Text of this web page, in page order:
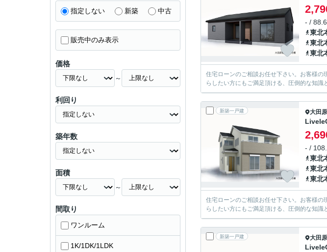
- /
東北
東北
東北
住宅ローンのご相談お任せ下さい。お客様
らしたい方にもご満足頂ける、圧倒的な知識
新築一戸建 大田
- /
東北
東北
東北
住宅ローンのご相談お任せ下さい。お客様
らしたい方にもご満足頂ける、圧倒的な知識
新築一戸建 大田
指定しない 新築 中古
販売中のみ表示
価格
～
利回り
築年数
面積
～
間取り
ワンルーム
1K/1DK/1LDK